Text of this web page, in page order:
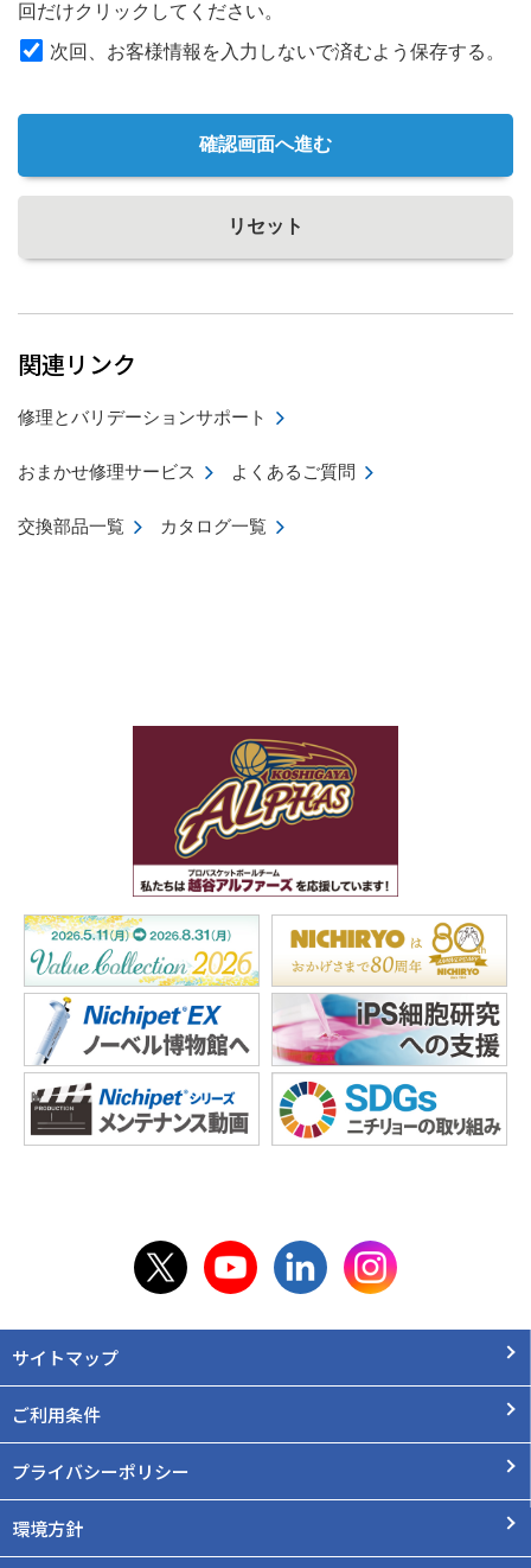
回だけクリックしてください。
次回、お客様情報を入力しないで済むよう保存する。
確認画面へ進む
リセット
関連リンク
修理とバリデーションサポート
おまかせ修理サービス よくあるご質問
交換部品一覧 カタログ一覧
サイトマップ
ご利用条件
プライバシーポリシー
環境方針